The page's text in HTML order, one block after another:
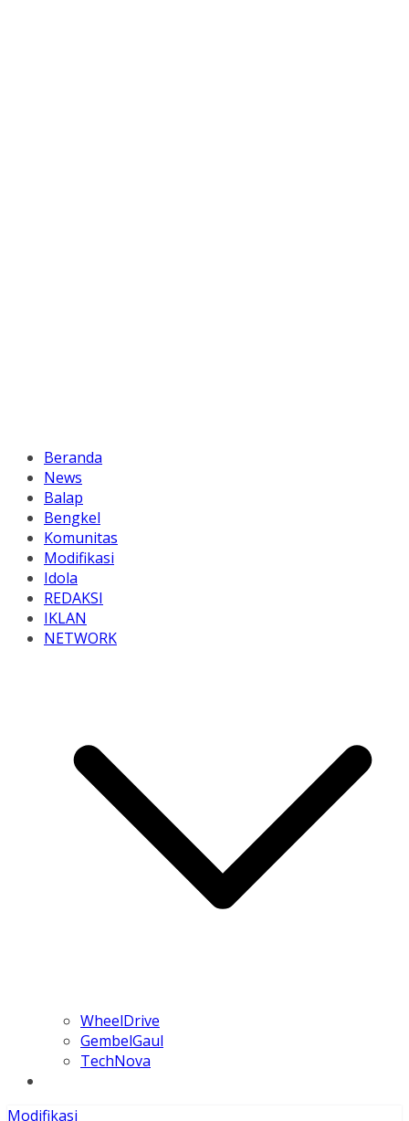
Beranda
News
Balap
Bengkel
Komunitas
Modifikasi
Idola
REDAKSI
IKLAN
NETWORK
WheelDrive
GembelGaul
TechNova
Modifikasi